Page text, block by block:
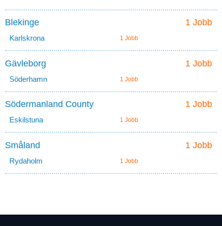
1 Jobb
Blekinge
Karlskrona 1 Jobb
1 Jobb
Gävleborg
Söderhamn 1 Jobb
1 Jobb
Södermanland County
Eskilstuna 1 Jobb
1 Jobb
Småland
Rydaholm 1 Jobb